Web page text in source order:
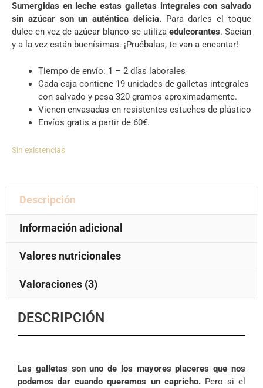
Sumergidas en leche estas galletas integrales con salvado
sin azúcarson un auténtica delicia.Para darles el toque
dulce en vez de azúcar blanco se utiliza edulcorantes. Sacian
y a la vez están buenísimas. ¡Pruébalas, te van a encantar!
Tiempo de envío: 1 – 2 días laborales
Cada caja contiene 19 unidades de galletas integrales
con salvado y pesa 320 gramos aproximadamente.
Vienen envasadas en resistentes estuches de plástico
Envíos gratis a partir de 60€.
Sin existencias
Descripción
Información adicional
Valores nutricionales
Valoraciones (3)
DESCRIPCIÓN
Las galletas son uno de los mayores placeres que nos
podemos dar cuando queremos un capricho. Pero si el